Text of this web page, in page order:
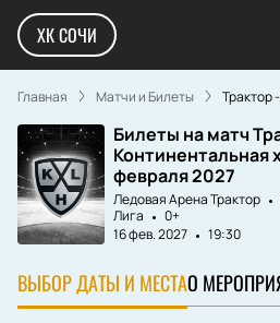
ХК СОЧИ
Главная Матчи и Билеты Трактор
Билеты на матч
Континентальная
февраля 2027
Ледовая Арена Трактор
Лига
0+
16 фев. 2027
19:30
ВЫБОР ДАТЫ И МЕСТАО